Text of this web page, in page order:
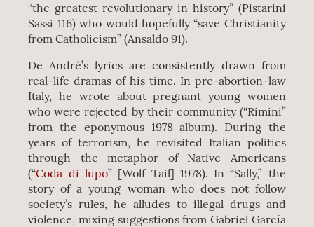
“the greatest revolutionary in history” (Pistarini
Sassi 116) who would hopefully “save Christianity
from Catholicism” (Ansaldo 91).
De André’s lyrics are consistently drawn from
real-life dramas of his time. In pre-abortion-law
Italy, he wrote about pregnant young women
who were rejected by their community (“Rimini”
from the eponymous 1978 album). During the
years of terrorism, he revisited Italian politics
through the metaphor of Native Americans
(“Coda di lupo” [Wolf Tail] 1978). In “Sally,” the
story of a young woman who does not follow
society’s rules, he alludes to illegal drugs and
violence, mixing suggestions from Gabriel García